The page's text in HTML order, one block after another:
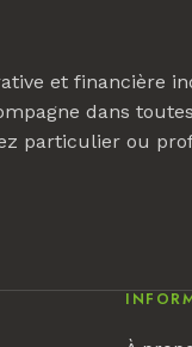
et financière
dans
particulier ou